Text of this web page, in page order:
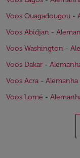
Voos Ouagadougou -
Voos Abidjan -
Voos Washington -
Voos Dakar -
Voos Acra - Alemanha
Voos Lomé -